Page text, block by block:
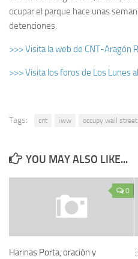
ocupar el parque hace unas
detenciones.
>>> Visita la web de CNT-Aragón
>>> Visita los foros de Los Lunes
Tags: cnt iww occupy wall street
YOU MAY ALSO LIKE...
0
Harinas Porta, oración y